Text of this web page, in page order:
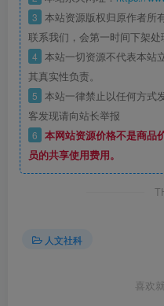
3 本站资源版权归原作者所
联系我们，会第一时间下架处
4 本站一切资源不代表本站
其真实性负责。
5 本站一律禁止以任何方式
客发现请向站长举报
6 本网站资源价格不是商品
员的共享使用费用。
人文社科
喜欢